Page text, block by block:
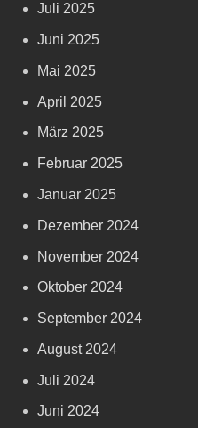
Juli 2025
Juni 2025
Mai 2025
April 2025
März 2025
Februar 2025
Januar 2025
Dezember 2024
November 2024
Oktober 2024
September 2024
August 2024
Juli 2024
Juni 2024